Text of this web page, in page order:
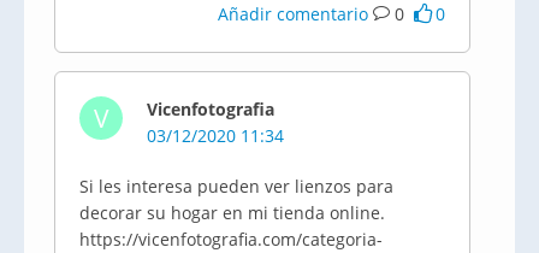
Añadir comentario 0 0
V
Vicenfotografia
03/12/2020 11:34
Si les interesa pueden ver lienzos para
decorar su hogar en mi tienda online.
https://vicenfotografia.com/categoria-